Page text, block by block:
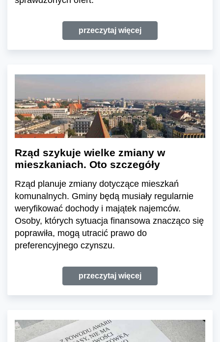
przeczytaj więcej
Rząd szykuje wielke zmiany w
mieszkaniach. Oto szczegóły
Rząd planuje zmiany dotyczące mieszkań
komunalnych. Gminy będą musiały regularnie
weryfikować dochody i majątek najemców.
Osoby, których sytuacja finansowa znacząco się
poprawiła, mogą utracić prawo do
preferencyjnego czynszu.
przeczytaj więcej